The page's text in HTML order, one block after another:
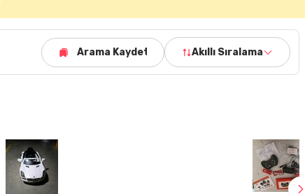
Arama Kaydet Akıllı Sıralama